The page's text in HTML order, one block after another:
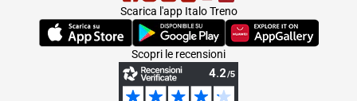
Scarica l'app Italo Treno
(Si apre in una nuova scheda)(Si apre in una nuova scheda)
(Si apre in una nuova
Scopri le recensioni